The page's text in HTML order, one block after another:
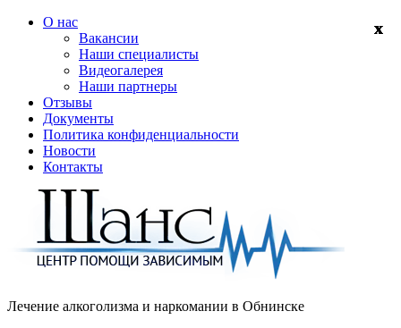
О нас
Вакансии
Наши специалисты
Видеогалерея
Наши партнеры
Отзывы
Документы
Политика конфиденциальности
Новости
Контакты
Лечение алкоголизма и наркомании в Обнинске